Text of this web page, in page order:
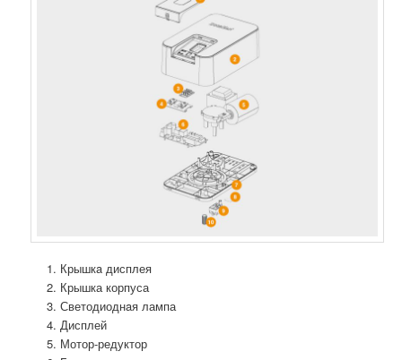
Крышкa дисплея
Крышка корпуса
Светодиоднaя лампа
Дисплей
Мотор-редуктор